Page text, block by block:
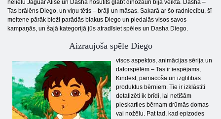
nelielu Jaguar Alise un Dasha nosūtīts glābt dinozauri bija veikta. Dasha –
Tas brālēns Diego, un viņu tētis – brāļi un māsas. Sakarā ar šo radniecību, šī
meitene pārāk bieži parādās blakus Diego un piedalās visos savos
kampaņās, un šajā kategorijā jūs atradīsiet spēles un Dasha Diego.
Aizraujoša spēle Diego
visos aspektos, animācijas sērija un
datorspēlēm – Tas ir iespējams,
Kindest, pamācoša un izglītības
produktus bērniem. Tie ir izklāstīti
detalizēti ik brīdi, lai netīšām
pieskarties bērnam drūmās domas
vai nožēlu. Pat tad, kad epizodes